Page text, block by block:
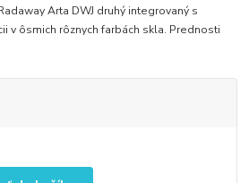
Arta DWJ druhý integrovaný s
v ôsmich rôznych farbách skla. Prednosti